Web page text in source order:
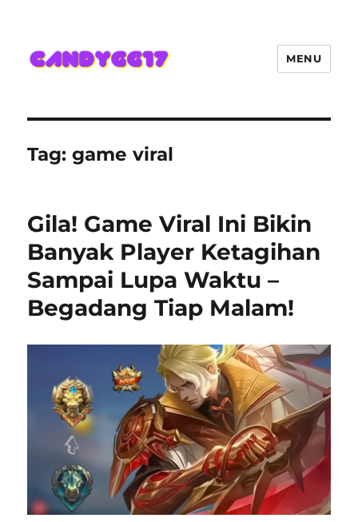
Hadir Semakin Mantap Jackpot
MENU
Tag:game viral
Gila! Game Viral Ini Bikin
Banyak Player Ketagihan
Sampai Lupa Waktu –
Begadang Tiap Malam!